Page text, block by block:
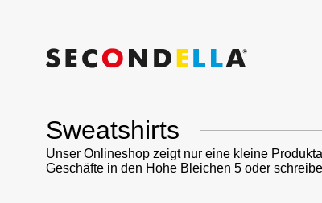
Sweatshirts
Unser Onlineshop zeigt nur eine kleine
Geschäfte in den Hohe Bleichen 5 oder